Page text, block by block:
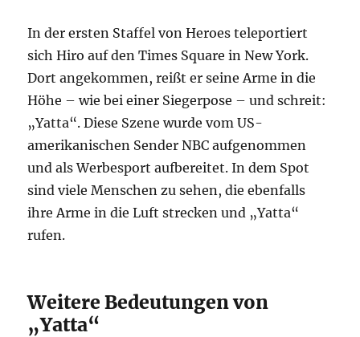
In der ersten Staffel von Heroes teleportiert
sich Hiro auf den Times Square in New York.
Dort angekommen, reißt er seine Arme in die
Höhe – wie bei einer Siegerpose – und schreit:
„Yatta“. Diese Szene wurde vom US-
amerikanischen Sender NBC aufgenommen
und als Werbesport aufbereitet. In dem Spot
sind viele Menschen zu sehen, die ebenfalls
ihre Arme in die Luft strecken und „Yatta“
rufen.
Weitere Bedeutungen von
„Yatta“